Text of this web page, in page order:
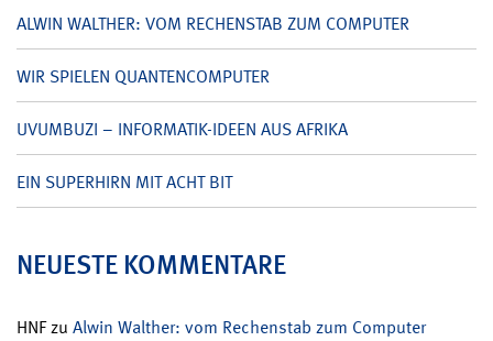
ALWIN WALTHER: VOM RECHENSTAB ZUM COMPUTER
WIR SPIELEN QUANTENCOMPUTER
UVUMBUZI – INFORMATIK-IDEEN AUS AFRIKA
EIN SUPERHIRN MIT ACHT BIT
NEUESTE KOMMENTARE
HNFzu Alwin Walther: vom Rechenstab zum Computer